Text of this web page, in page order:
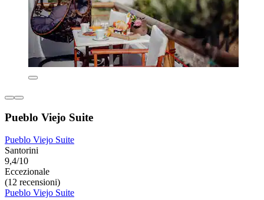
Pueblo Viejo Suite
Pueblo Viejo Suite
Santorini
9,4/10
Eccezionale
(12 recensioni)
Pueblo Viejo Suite